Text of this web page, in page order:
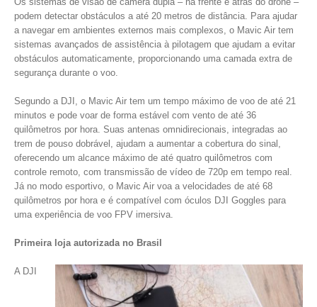
podem detectar obstáculos a até 20 metros de distância. Para ajudar
a navegar em ambientes externos mais complexos, o Mavic Air tem
sistemas avançados de assistência à pilotagem que ajudam a evitar
obstáculos automaticamente, proporcionando uma camada extra de
segurança durante o voo.
Segundo a DJI, o Mavic Air tem um tempo máximo de voo de até 21
minutos e pode voar de forma estável com vento de até 36
quilômetros por hora. Suas antenas omnidirecionais, integradas ao
trem de pouso dobrável, ajudam a aumentar a cobertura do sinal,
oferecendo um alcance máximo de até quatro quilômetros com
controle remoto, com transmissão de vídeo de 720p em tempo real.
Já no modo esportivo, o Mavic Air voa a velocidades de até 68
quilômetros por hora e é compatível com óculos DJI Goggles para
uma experiência de voo FPV imersiva.
Primeira loja autorizada no Brasil
A DJI